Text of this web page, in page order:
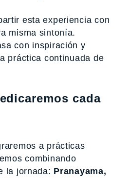
esta experiencia con
misma sintonía.
con inspiración y
práctica continuada de
cada
a prácticas
combinando
la jornada: Pranayama,